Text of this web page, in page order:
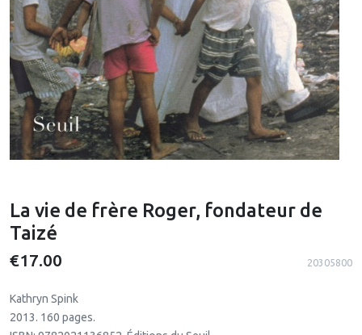
La vie de frère Roger, fondateur de
Taizé
€17.00 20305800
Kathryn Spink
2013. 160 pages.